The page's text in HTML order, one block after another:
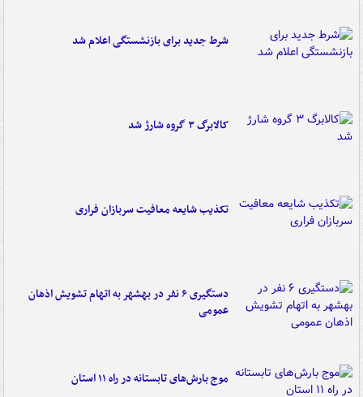
شرط جدید برای بازنشستگی اعلام شد
کالابرگ ۳ گروه شارژ شد
تکذیب شایعه معافیت سربازان فراری
دستگیری ۶ نفر در بهشهر به اتهام تشویش اذهان
عمومی
موج بارش‌های تابستانه در راه ۱۱ استان